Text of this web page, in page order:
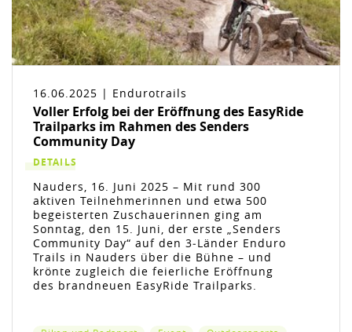
16.06.2025 | Endurotrails
Voller Erfolg bei der Eröffnung des EasyRide
Trailparks im Rahmen des Senders
Community Day
DETAILS
Nauders, 16. Juni 2025 – Mit rund 300
aktiven Teilnehmerinnen und etwa 500
begeisterten Zuschauerinnen ging am
Sonntag, den 15. Juni, der erste „Senders
Community Day“ auf den 3‑Länder Enduro
Trails in Nauders über die Bühne – und
krönte zugleich die feierliche Eröffnung
des brandneuen EasyRide Trailparks.